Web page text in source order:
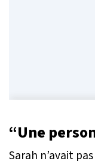
“Une
Sarah n’avait